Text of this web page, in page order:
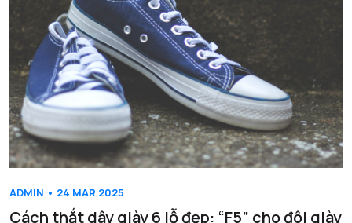
ADMIN • 24 MAR 2025
Cách thắt dây giày 6 lỗ đẹp: “F5” cho đôi giày